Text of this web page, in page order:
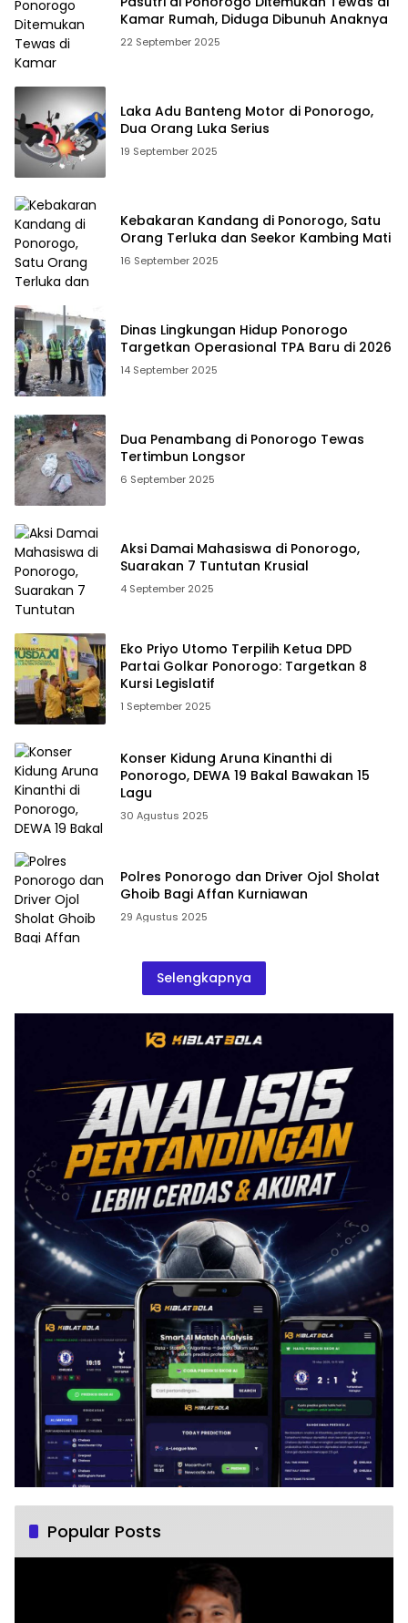
Kamar Rumah, Diduga Dibunuh Anaknya
22 September 2025
Laka Adu Banteng Motor di Ponorogo,
Dua Orang Luka Serius
19 September 2025
Kebakaran Kandang di Ponorogo, Satu
Orang Terluka dan Seekor Kambing Mati
16 September 2025
Dinas Lingkungan Hidup Ponorogo
Targetkan Operasional TPA Baru di 2026
14 September 2025
Dua Penambang di Ponorogo Tewas
Tertimbun Longsor
6 September 2025
Aksi Damai Mahasiswa di Ponorogo,
Suarakan 7 Tuntutan Krusial
4 September 2025
Eko Priyo Utomo Terpilih Ketua DPD
Partai Golkar Ponorogo: Targetkan 8
Kursi Legislatif
1 September 2025
Konser Kidung Aruna Kinanthi di
Ponorogo, DEWA 19 Bakal Bawakan 15
Lagu
30 Agustus 2025
Polres Ponorogo dan Driver Ojol Sholat
Ghoib Bagi Affan Kurniawan
29 Agustus 2025
Selengkapnya
Popular Posts